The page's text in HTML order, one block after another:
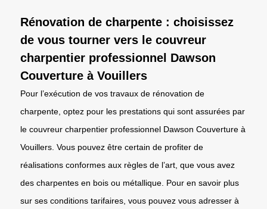
Rénovation de charpente : choisissez
de vous tourner vers le couvreur
charpentier professionnel Dawson
Couverture à Vouillers
Pour l’exécution de vos travaux de rénovation de
charpente, optez pour les prestations qui sont assurées par
le couvreur charpentier professionnel Dawson Couverture à
Vouillers. Vous pouvez être certain de profiter de
réalisations conformes aux règles de l’art, que vous avez
des charpentes en bois ou métallique. Pour en savoir plus
sur ses conditions tarifaires, vous pouvez vous adresser à